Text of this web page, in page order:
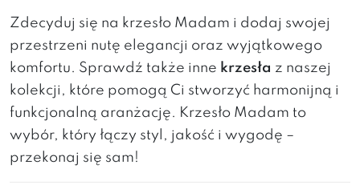
Zdecyduj się na krzesło Madam i dodaj swojej
przestrzeni nutę elegancji oraz wyjątkowego
komfortu. Sprawdź także inne krzesła z naszej
kolekcji, które pomogą Ci stworzyć harmonijną i
funkcjonalną aranżację. Krzesło Madam to
wybór, który łączy styl, jakość i wygodę –
przekonaj się sam!